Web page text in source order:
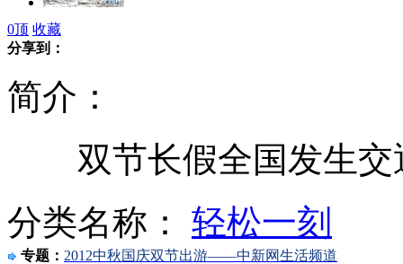
彝良滑坡灾害收尾工作紧张进行
保定居民楼爆炸致使3死34伤
0顶 收藏
分享到：
简介：
双节长假全国发生交
分类名称： 轻松一刻
专题： 2012中秋国庆双节出游——中新网生活频道